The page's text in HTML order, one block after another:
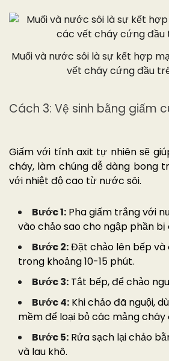
Muối và nước sôi là sự kết hợp
vết cháy cứng đầu
Cách 3: Vệ sinh bằng giấm
Giấm với tính axit tự nhiên sẽ
cháy, làm chúng dễ dàng bong
với nhiệt độ cao từ nước sôi.
Bước 1: Pha giấm trắng với
vào chảo sao cho ngập phần bị
Bước 2:Đặt chảo lên bếp và
trong khoảng 10-15 phút.
Bước 3: Tắt bếp, để chảo
Bước 4: Khi chảo đã nguội,
mềm để loại bỏ các mảng cháy
Bước 5: Rửa sạch lại chảo
và lau khô.